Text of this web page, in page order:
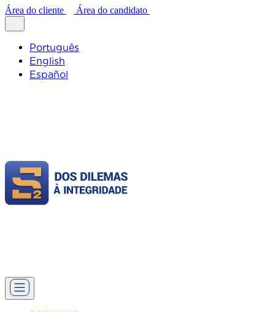
Área do cliente Área do candidato
Português
English
Español